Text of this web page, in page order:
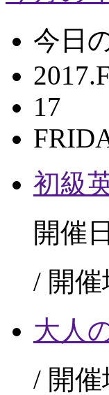
今日
17
初級
開催
/ 開
大人
/ 開